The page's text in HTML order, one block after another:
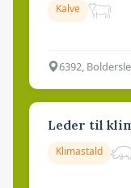
Kalve
6392,
Leder til
Klimastald